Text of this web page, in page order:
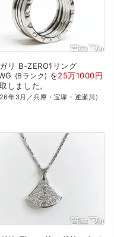
リ B-ZERO1リング
Bランク を25万1000円
しました。
年3月／兵庫・宝塚・逆瀬川）